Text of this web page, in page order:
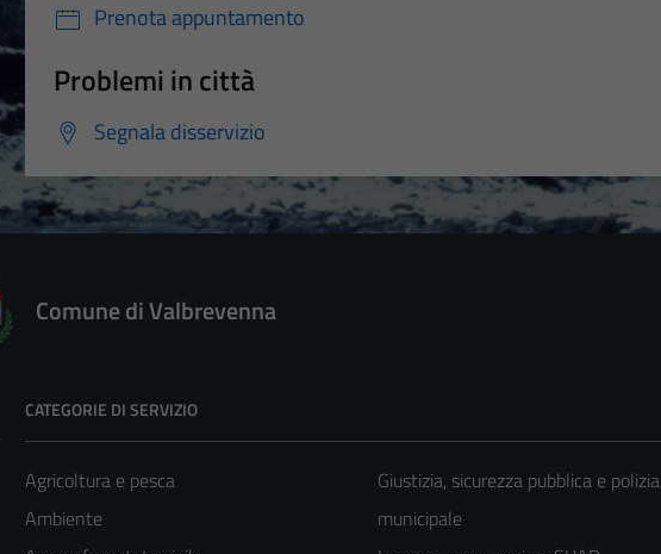
Prenota appuntamento
Problemi in città
Segnala disservizio
Comune di Valbrevenna
CATEGORIE DI SERVIZIO
Agricoltura e pesca
Ambiente
Giustizia, sicurezza pubblica e polizia
municipale